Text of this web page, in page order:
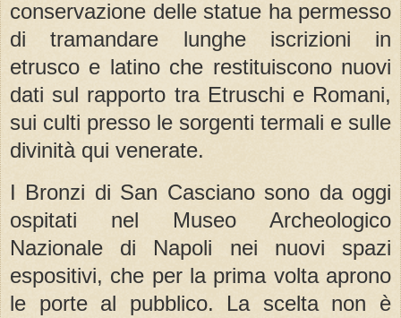
conservazione delle statue ha permesso
di tramandare lunghe iscrizioni in
etrusco e latino che restituiscono nuovi
dati sul rapporto tra Etruschi e Romani,
sui culti presso le sorgenti termali e sulle
divinità qui venerate.
I Bronzi di San Casciano sono da oggi
ospitati nel Museo Archeologico
Nazionale di Napoli nei nuovi spazi
espositivi, che per la prima volta aprono
le porte al pubblico. La scelta non è